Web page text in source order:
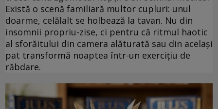
Există o scenă familiară multor cupluri: unul
doarme, celălalt se holbează la tavan. Nu din
insomnii propriu-zise, ci pentru că ritmul haotic
al sforăitului din camera alăturată sau din același
pat transformă noaptea într-un exercițiu de
răbdare.